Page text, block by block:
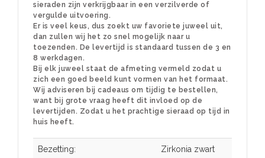
sieraden zijn verkrijgbaar in een verzilverde of
vergulde uitvoering.
Er is veel keus, dus zoekt uw favoriete juweel uit,
dan zullen wij het zo snel mogelijk naar u
toezenden. De levertijd is standaard tussen de 3 en
8 werkdagen.
Bij elk juweel staat de afmeting vermeld zodat u
zich een goed beeld kunt vormen van het formaat.
Wij adviseren bij cadeaus om tijdig te bestellen,
want bij grote vraag heeft dit invloed op de
levertijden. Zodat u het prachtige sieraad op tijd in
huis heeft.
Bezetting: Zirkonia zwart